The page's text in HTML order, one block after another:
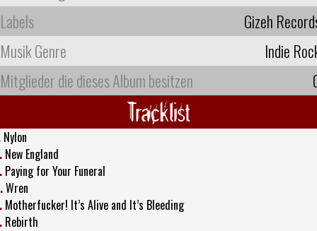
Labels
Gizeh
Musik Genre
Indie
Mitglieder die dieses Album besitzen
Tracklist
Nylon
New England
Paying for Your Funeral
Wren
Motherfucker! It’s Alive and It’s Bleeding
Rebirth